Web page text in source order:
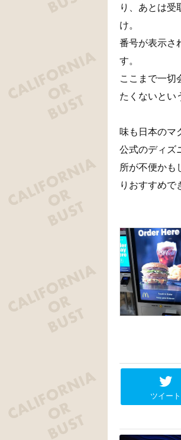
り、あとは受
け。
番号が表示さ
す。
ここまで一切
たくないとい
味も日本のマ
公式のディズ
所が不便かも
りおすすめで
ツイート